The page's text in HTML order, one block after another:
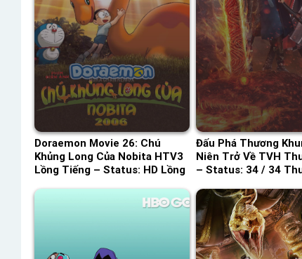
Doraemon Movie 26: Chú
Khủng Long Của Nobita HTV3
Lồng Tiếng – Status: HD Lồng
Đấu Phá Thương
Niên Trở Về TVH
– Status: 34 / 34